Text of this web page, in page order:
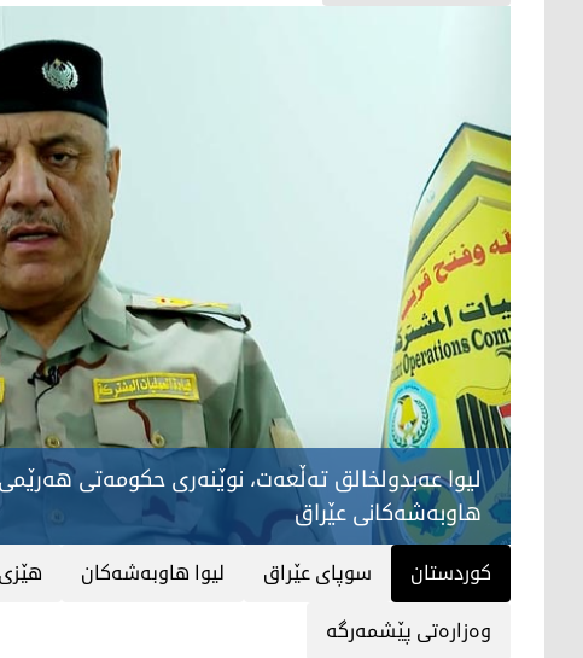
لیوا عه‌بدولخالق ته‌ڵعه‌ت، نوێنه‌ری حكومه‌تی
هاوبه‌شه‌كانی عێراق
کوردستان سوپای عێراق لیوا هاوبه‌شه‌كان
وه‌زاره‌تی پێشمه‌رگه‌